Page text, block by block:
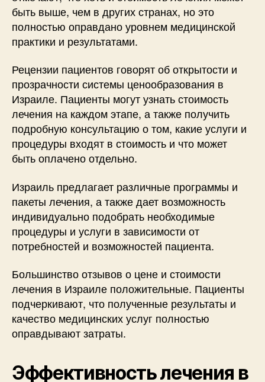
быть выше, чем в других странах, но это
полностью оправдано уровнем медицинской
практики и результатами.
Рецензии пациентов говорят об открытости и
прозрачности системы ценообразования в
Израиле. Пациенты могут узнать стоимость
лечения на каждом этапе, а также получить
подробную консультацию о том, какие услуги и
процедуры входят в стоимость и что может
быть оплачено отдельно.
Израиль предлагает различные программы и
пакеты лечения, а также дает возможность
индивидуально подобрать необходимые
процедуры и услуги в зависимости от
потребностей и возможностей пациента.
Большинство отзывов о цене и стоимости
лечения в Израиле положительные. Пациенты
подчеркивают, что полученные результаты и
качество медицинских услуг полностью
оправдывают затраты.
Эффективность лечения в